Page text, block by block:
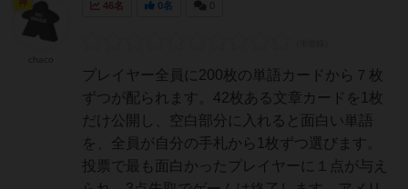
46名 0名
プレイヤー全員に200枚の単語カードから７枚
ずつが配られます。42枚ある文章カードを1枚
だけ公開し、空白部分に入れると面白い単語
を、全員が自分の手札から1枚ずつ選びます。
投票で最も面白かったプレイヤーに１点が与え